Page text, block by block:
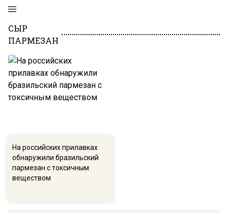
СЫР
ПАРМЕЗАН
На российских прилавках
обнаружили бразильский
пармезан с токсичным
веществом